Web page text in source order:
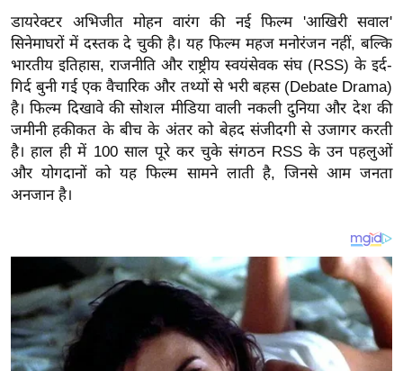
वि
शे
ष
ज्ञ
रा
य
ब
ज
ट
ल
क्रि
के
ट
I
डायरेक्टर अभिजीत मोहन वारंग की नई फिल्म 'आखिरी सवाल'
सिनेमाघरों में दस्तक दे चुकी है। यह फिल्म महज मनोरंजन नहीं, बल्कि
भारतीय इतिहास, राजनीति और राष्ट्रीय स्वयंसेवक संघ (RSS) के इर्द-
गिर्द बुनी गई एक वैचारिक और तथ्यों से भरी बहस (Debate Drama)
है। फिल्म दिखावे की सोशल मीडिया वाली नकली दुनिया और देश की
जमीनी हकीकत के बीच के अंतर को बेहद संजीदगी से उजागर करती
है। हाल ही में 100 साल पूरे कर चुके संगठन RSS के उन पहलुओं
और योगदानों को यह फिल्म सामने लाती है, जिनसे आम जनता
अनजान है।